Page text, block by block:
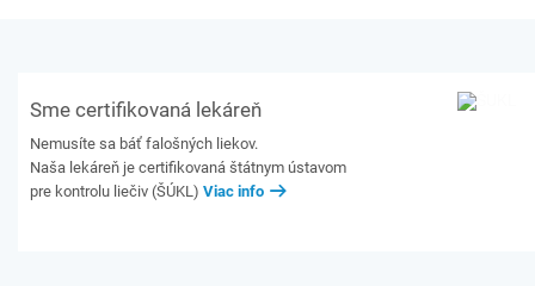
Sme certifikovaná lekáreň
Nemusíte sa báť falošných liekov.
Naša lekáreň je certifikovaná štátnym ústavom
pre kontrolu liečiv (ŠÚKL) Viac info